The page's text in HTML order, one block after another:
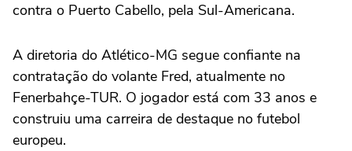
contra o Puerto Cabello, pela Sul-Americana.
A diretoria do Atlético-MG segue confiante na
contratação do volante Fred, atualmente no
Fenerbahçe-TUR. O jogador está com 33 anos e
construiu uma carreira de destaque no futebol
europeu.